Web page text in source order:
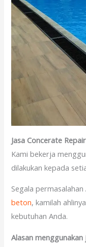
Jasa Concerate
Kami bekerja
dilakukan kepada
Segala
beton, kamilah
kebutuhan Anda.
Alasan